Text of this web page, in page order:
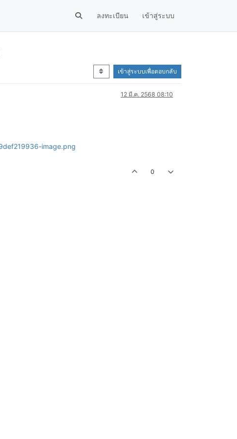
ลงทะเบียน เข้าสู่ระบบ
เข้าสู่ระบบเพื่อตอบกลับ
12 มี.ค. 2568 08:10
0